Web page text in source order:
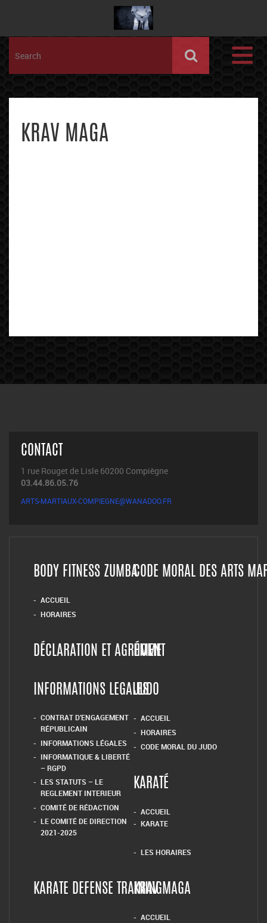
KRAV MAGA
CONTACT
1 rue Rouget de Lisle 60200 Compiègne
03.44.86.05.76
ARTS-MARTIAUX-COMPIEGNE@WANADOO.FR
BODY FITNESS ZUMBA
ACCUEIL
HORAIRES
CODE MORAL DES ARTS
DÉCLARATION ET AGRÉMENT
HOME
INFORMATIONS LEGALES
CONTRAT D’ENGAGEMENT
RÉPUBLICAIN
INFORMATIONS LÉGALES
INFORMATIQUE & LIBERTÉ
– RGPD
LES STATUTS – LE
REGLEMENT INTERIEUR
COMITÉ DE RÉDACTION
LE COMITÉ DE DIRECTION
2021-2025
JUDO
ACCUEIL
HORAIRES
CODE MORAL DU JUDO
KARATÉ
ACCUEIL
KARATE
LES HORAIRES
KARATE DEFENSE TRAININGKRAV MAGA
ACCUEIL